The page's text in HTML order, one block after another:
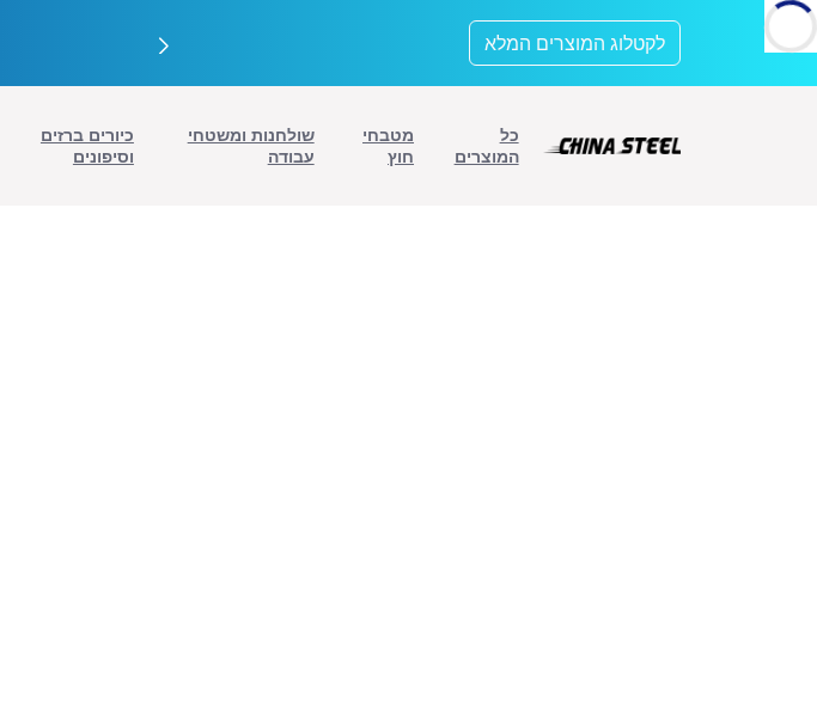
לתוכן
לקטלוג המוצרים המלא
כל
המוצרים
מטבחי
חוץ
שולחנות ומשטחי
עבודה
כיורים ברזים
וסיפונים